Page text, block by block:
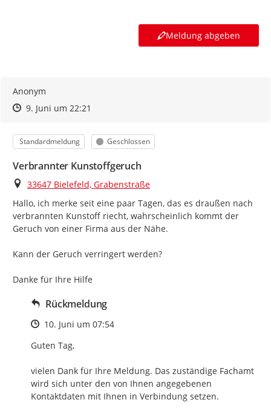
Meldung abgeben
Anonym
Zeitpunkt des Erstellens
Zeitpunkt des Erstellens
9. Juni um 22:21
Kategorie
Standardmeldung Status
Geschlossen
Verbrannter Kunstoffgeruch
Ort
33647 Bielefeld, Grabenstraße
Hallo, ich merke seit eine paar Tagen, das es draußen nach
verbrannten Kunstoff riecht, wahrscheinlich kommt der
Geruch von einer Firma aus der Nähe.
Kann der Geruch verringert werden?
Danke für Ihre Hilfe
Rückmeldung
Zeitpunkt des Erstellens
10. Juni um 07:54
Guten Tag,
vielen Dank für Ihre Meldung. Das zuständige Fachamt
wird sich unter den von Ihnen angegebenen
Kontaktdaten mit Ihnen in Verbindung setzen.